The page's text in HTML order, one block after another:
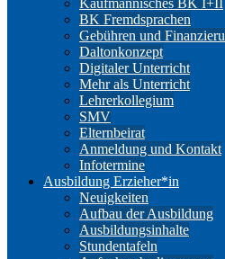
Kaufmännisches BK I+II
BK Fremdsprachen
Gebühren und
Daltonkonzept
Digitaler Unterricht
Mehr als Unterricht
Lehrerkollegium
SMV
Elternbeirat
Anmeldung und Kontakt
Infotermine
Ausbildung Erzieher*in
Neuigkeiten
Aufbau der Ausbildung
Ausbildungsinhalte
Stundentafeln